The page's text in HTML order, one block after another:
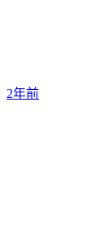
2年前